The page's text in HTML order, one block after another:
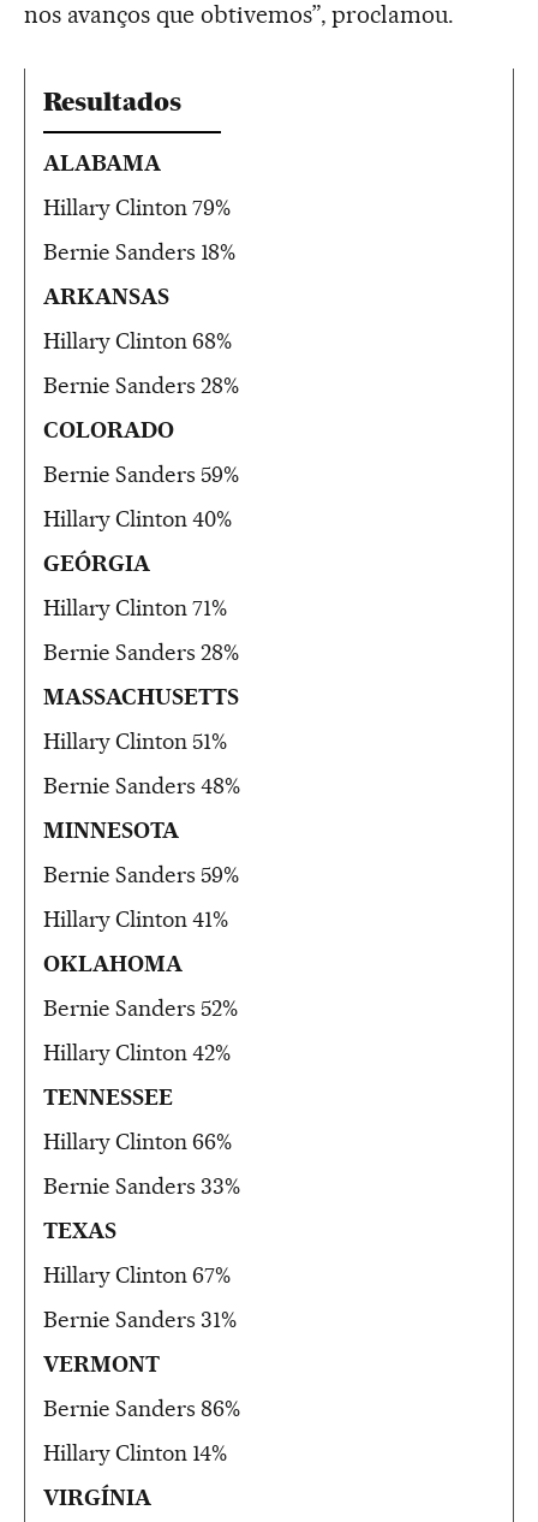
nos avanços que obtivemos”, proclamou.
Resultados
ALABAMA
Hillary Clinton 79%
Bernie Sanders 18%
ARKANSAS
Hillary Clinton 68%
Bernie Sanders 28%
COLORADO
Bernie Sanders 59%
Hillary Clinton 40%
GEÓRGIA
Hillary Clinton 71%
Bernie Sanders 28%
MASSACHUSETTS
Hillary Clinton 51%
Bernie Sanders 48%
MINNESOTA
Bernie Sanders 59%
Hillary Clinton 41%
OKLAHOMA
Bernie Sanders 52%
Hillary Clinton 42%
TENNESSEE
Hillary Clinton 66%
Bernie Sanders 33%
TEXAS
Hillary Clinton 67%
Bernie Sanders 31%
VERMONT
Bernie Sanders 86%
Hillary Clinton 14%
VIRGÍNIA